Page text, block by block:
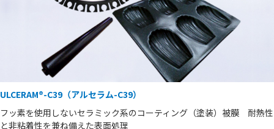
ULCERAM®-C39（アルセラム-C39）
フッ素を使用しないセラミック系のコーティング（塗装）被膜 耐熱性
と非粘着性を兼ね備えた表面処理